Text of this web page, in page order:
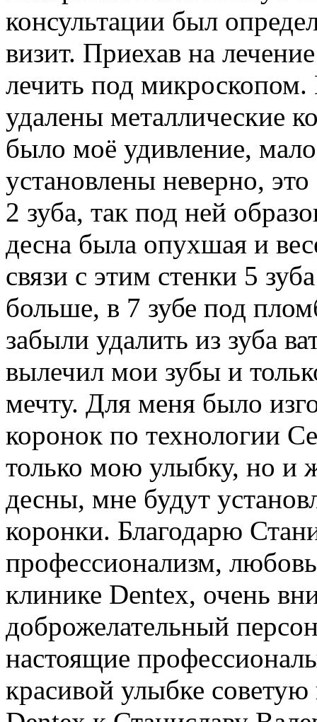
консультации был
визит. Приехав на
лечить под
удалены металлические
было моё удивление,
установлены неверно,
2 зуба, так под ней
десна была опухшая и
связи с этим стенки 5
больше, в 7 зубе под
забыли удалить из зуба
вылечил мои зубы и
мечту. Для меня было
коронок по технологии
только мою улыбку, но и
десны, мне будут
коронки. Благодарю
профессионализм,
клинике Dentex, очень
доброжелательный
настоящие
красивой улыбке